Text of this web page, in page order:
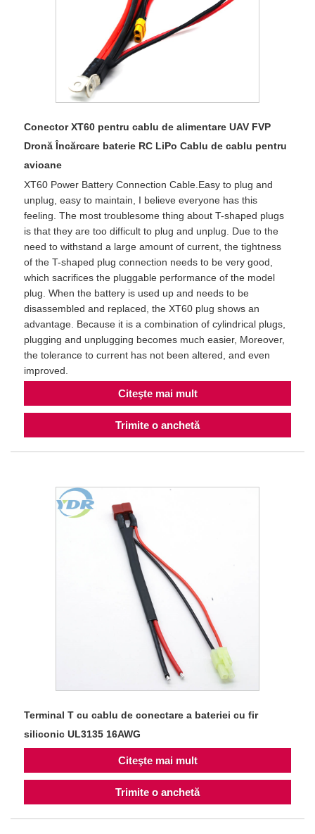
Conector XT60 pentru cablu de alimentare UAV FVP
Dronă Încărcare baterie RC LiPo Cablu de cablu pentru
avioane
XT60 Power Battery Connection Cable.Easy to plug and
unplug, easy to maintain, I believe everyone has this
feeling. The most troublesome thing about T-shaped plugs
is that they are too difficult to plug and unplug. Due to the
need to withstand a large amount of current, the tightness
of the T-shaped plug connection needs to be very good,
which sacrifices the pluggable performance of the model
plug. When the battery is used up and needs to be
disassembled and replaced, the XT60 plug shows an
advantage. Because it is a combination of cylindrical plugs,
plugging and unplugging becomes much easier, Moreover,
the tolerance to current has not been altered, and even
improved.
Citeşte mai mult
Trimite o anchetă
Terminal T cu cablu de conectare a bateriei cu fir
siliconic UL3135 16AWG
Citeşte mai mult
Trimite o anchetă